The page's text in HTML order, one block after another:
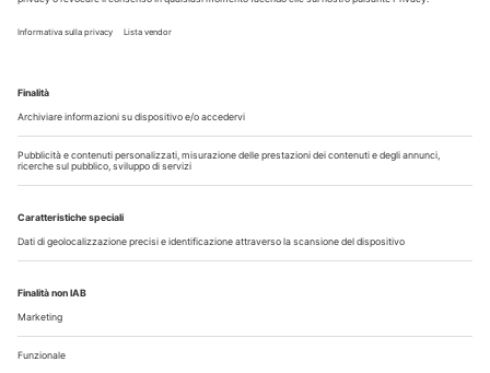
Odontoiatrica